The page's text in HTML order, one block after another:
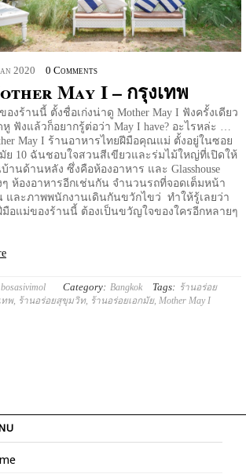
2020 0 Comments
May I – กรุงเทพ
ของร้านนี้ ตั้งชื่อเก่งน่าดู Mother May I ฟังครั้งเดียว
หู ฟังแล้วก็อยากรู้ต่อว่า May I have? อะไรหล่ะ …
May I ร้านอาหารไทยฝีมือคุณแม่ ตั้งอยู่ในซอย
มัย 10 ฉันชอบใจสวนสีเขียวและร่มไม้ใหญ่ที่เปิดให้
บ้านด้านหลัง ซึ่งคือห้องอาหาร และ Glasshouse
ๆ ห้องอาหารอีกเช่นกัน จำนวนรถที่จอดเต็มหน้า
และภาพพนักงานเดินกันขวักไขว่ ทำให้รู้เลยว่า
มือแม่ของร้านนี้ ต้องเป็นขวัญใจของใครอีกหลายๆ
bosasivimol Category: Bangkok Tags: ร้านอร่อย
ทพ, ร้านอร่อยสุขุมวิท, ร้านอร่อยเอกมัย, Mother May I